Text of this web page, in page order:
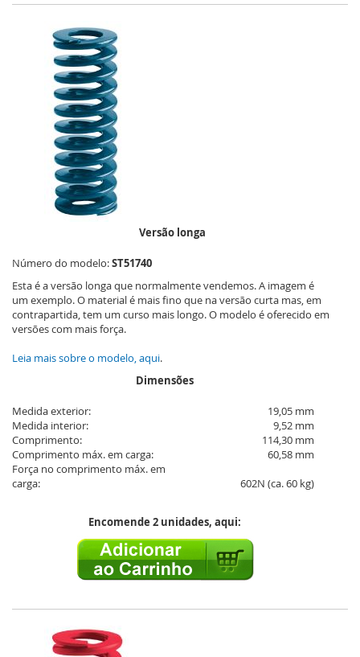
Versão longa
Número do modelo:ST51740
Esta é a versão longa que normalmente vendemos. A imagem é
um exemplo. O material é mais fino que na versão curta mas, em
contrapartida, tem um curso mais longo. O modelo é oferecido em
versões com mais força.
Leia mais sobre o modelo, aqui.
Dimensões
Medida exterior:
19,05 mm
Medida interior:
9,52 mm
Comprimento:
114,30 mm
Comprimento máx. em carga:
60,58 mm
Força no comprimento máx. em
carga:
602N (ca. 60 kg)
Encomende 2 unidades, aqui: